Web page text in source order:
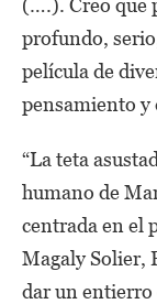
(….). Creo que
profundo,
película de
pensamiento y
“La teta
humano de
centrada en el
Magaly Solier,
dar un entierro